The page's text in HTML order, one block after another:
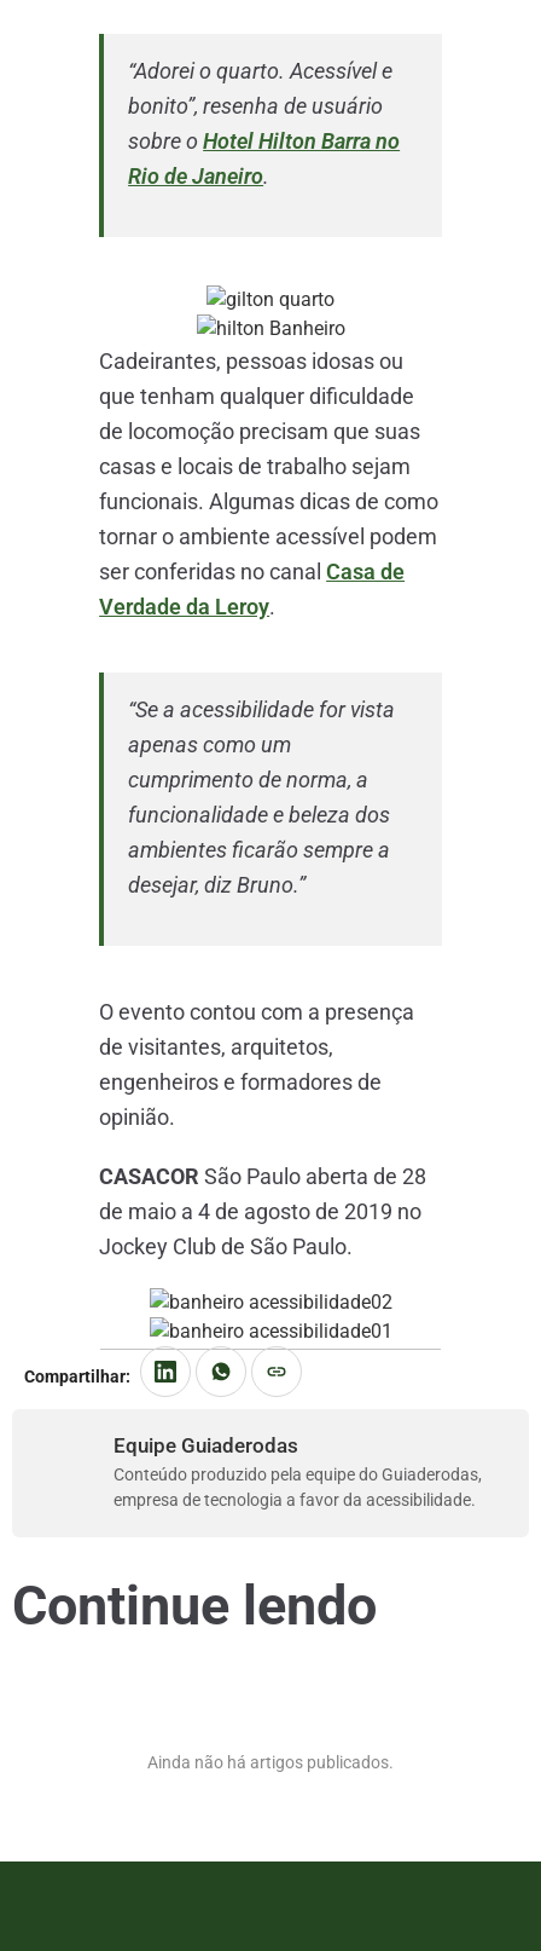
“Adorei o quarto. Acessível e
bonito”, resenha de usuário
sobre oHotel Hilton Barra no
Rio de Janeiro.
Cadeirantes, pessoas idosas ou
que tenham qualquer dificuldade
de locomoção precisam que suas
casas e locais de trabalho sejam
funcionais. Algumas dicas de como
tornar o ambiente acessível podem
ser conferidas no canalCasa de
Verdade da Leroy.
“Se a acessibilidade for vista
apenas como um
cumprimento de norma, a
funcionalidade e beleza dos
ambientes ficarão sempre a
desejar, diz Bruno.”
O evento contou com a presença
de visitantes, arquitetos,
engenheiros e formadores de
opinião.
CASACOR São Paulo aberta de 28
de maio a 4 de agosto de 2019 no
Jockey Club de São Paulo.
Compartilhar:
Equipe Guiaderodas
Conteúdo produzido pela equipe do Guiaderodas,
empresa de tecnologia a favor da acessibilidade.
Continue lendo
Ainda não há artigos publicados.